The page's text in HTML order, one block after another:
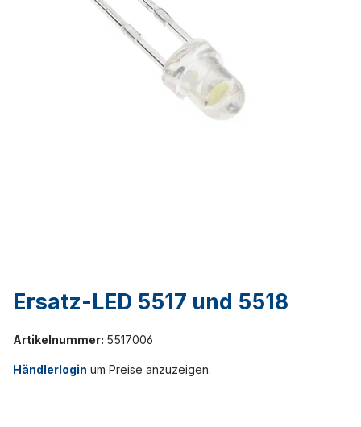
Ersatz-LED 5517 und 5518
Artikelnummer: 5517006
Händlerlogin um Preise anzuzeigen.